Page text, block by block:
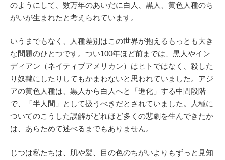
のようにして、数万年のあいだに白人、黒人、黄色人種のち
がいが生まれたと考えられています。
いうまでもなく、人種差別はこの世界が抱えるもっとも大き
な問題のひとつです。つい100年ほど前までは、黒人やイン
ディアン（ネイティブアメリカン）はヒトではなく、殺した
り奴隷にしたりしてもかまわないと思われていました。アジ
アの黄色人種は、黒人から白人へと「進化」する中間段階
で、「半人間」として扱うべきだとされていました。人種に
ついてのこうした誤解がどれほど多くの悲劇を生んできたか
は、あらためて述べるまでもありません。
じつは私たちは、肌や髪、目の色のちがいよりもずっと見知